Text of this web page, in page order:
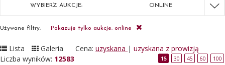
WYBIERZ AUKCJE: ONLINE
Używane filtry: Pokazuje tylko aukcje: online
Lista Galeria Cena: uzyskana | uzyskana z prowizją
Liczba wyników: 12583 15 30 45 60 100